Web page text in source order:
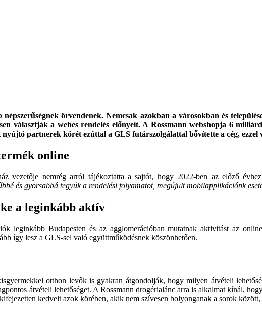
örvendenek. Nemcsak azokban a városokban és
választják a webes rendelés előnyeit. A Rossmann webshopja 6
nyújtó partnerek körét ezúttal a GLS futárszolgálattal bővítette a cég,
online
vezetője nemrég arról tájékoztatta a sajtót, hogy 2022-ben az előző
és gyorsabbá tegyük a rendelési folyamatot, megújult mobilapplikációnk
a leginkább aktív
leginkább Budapesten és az agglomerációban mutatnak aktivitást az
így lesz a GLS-sel való együttműködésnek köszönhetően.
otthon levők is gyakran átgondolják, hogy milyen átvételi
átvételi lehetőséget. A Rossmann drogérialánc arra is alkalmat kínál,
kedvelt azok körében, akik nem szívesen bolyonganak a sorok